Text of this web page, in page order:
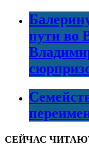
пути во
СЕЙЧАС